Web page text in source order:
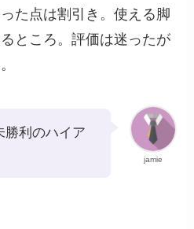
た点は割引き。使える脚
ところ。評価は迷ったが
jamie
勝利のハイア